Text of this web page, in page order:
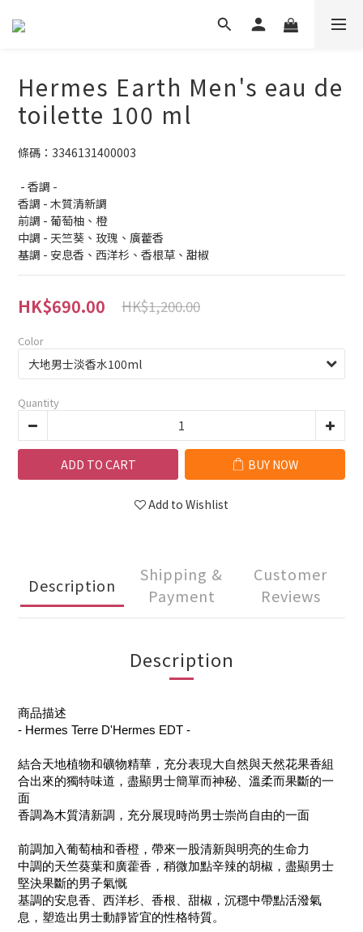
Hermes Earth Men's eau de
toilette 100 ml
條碼：3346131400003
- 香調 -
香調 - 木質清新調
前調 - 葡萄柚、橙
中調 - 天竺葵、玫瑰、廣藿香
基調 - 安息香、西洋杉、香根草、甜椒
HK$690.00 HK$1,200.00
Color
Quantity
ADD TO CART BUY NOW
Add to Wishlist
Description
Shipping &
Payment
Customer
Reviews
Description
商品描述
- Hermes Terre D'Hermes EDT -
結合天地植物和礦物精華，充分表現大自然與天然花果香組
合出來的獨特味道，盡顯男士簡單而神秘、溫柔而果斷的一
面
香調為木質清新調，充分展現時尚男士崇尚自由的一面
前調加入葡萄柚和香橙，帶來一股清新與明亮的生命力
中調的天竺葵葉和廣藿香，稍微加點辛辣的胡椒，盡顯男士
堅決果斷的男子氣慨
基調的安息香、西洋杉、香根、甜椒，沉穩中帶點活潑氣
息，塑造出男士動靜皆宜的性格特質。